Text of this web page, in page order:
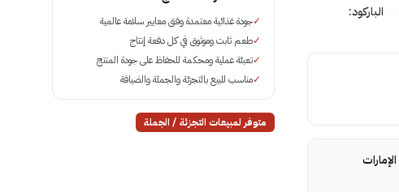
· الباركود:
✓جودة غذائية معتمدة وفق معايير سلامة عالمية
✓طعم ثابت وموثوق في كل دفعة إنتاج
✓تعبئة عملية ومحكمة للحفاظ على جودة المنتج
✓مناسب للبيع بالتجزئة والجملة والضيافة
متوفر لمبيعات التجزئة / الجملة